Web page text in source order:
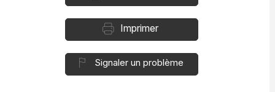
Imprimer
Signaler un problème